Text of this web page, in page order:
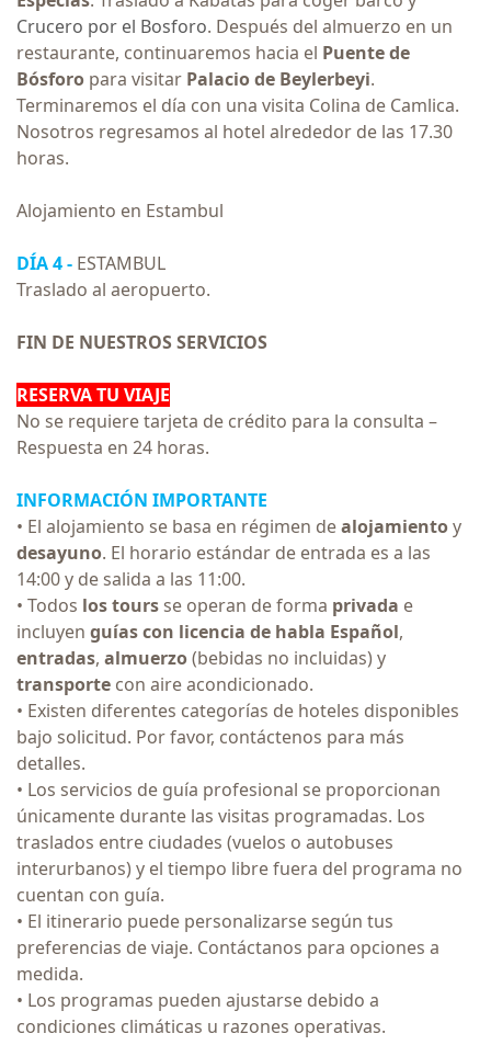
Crucero por el Bosforo. Después del almuerzo en un
restaurante, continuaremos hacia el Puente de
Bósforo para visitar Palacio de Beylerbeyi.
Terminaremos el día con una visita Colina de Camlica.
Nosotros regresamos al hotel alrededor de las 17.30
horas.
Alojamiento en Estambul
DÍA 4 - ESTAMBUL
Traslado al aeropuerto.
FIN DE NUESTROS SERVICIOS
RESERVA TU VIAJE
No se requiere tarjeta de crédito para la consulta –
Respuesta en 24 horas.
INFORMACIÓN IMPORTANTE
• El alojamiento se basa en régimen dealojamientoy
desayuno. El horario estándar de entrada es a las
14:00 y de salida a las 11:00.
• Todos los toursse operan de forma privada e
incluyen guías con licencia de habla Español,
entradas, almuerzo(bebidas no incluidas) y
transporte con aire acondicionado.
• Existen diferentes categorías de hoteles disponibles
bajo solicitud. Por favor, contáctenos para más
detalles.
• Los servicios de guía profesional se proporcionan
únicamente durante las visitas programadas. Los
traslados entre ciudades (vuelos o autobuses
interurbanos) y el tiempo libre fuera del programa no
cuentan con guía.
• El itinerario puede personalizarse según tus
preferencias de viaje. Contáctanos para opciones a
medida.
• Los programas pueden ajustarse debido a
condiciones climáticas u razones operativas.